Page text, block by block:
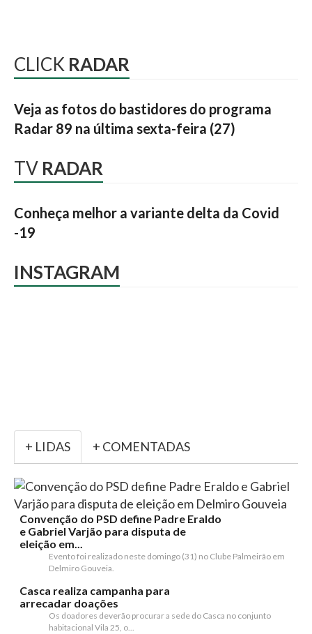
CLICK RADAR
Veja as fotos do bastidores do programa
Radar 89 na última sexta-feira (27)
TV RADAR
Conheça melhor a variante delta da Covid
-19
INSTAGRAM
+ LIDAS + COMENTADAS
Convenção do PSD define Padre Eraldo
e Gabriel Varjão para disputa de
eleição em...
Evento foi realizado neste domingo (31) no Clube Palmeirão em
Delmiro Gouveia.
Casca realiza campanha para
arrecadar doações
Os doadores deverão procurar a sede do Casca no conjunto
habitacional Vila 25, o...